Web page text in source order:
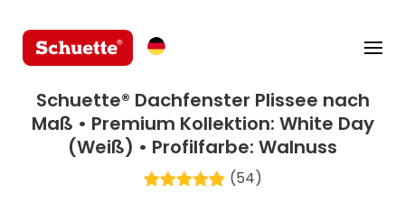
Schuette® Dachfenster Plissee nach
Maß • Premium Kollektion: White Day
(Weiß) • Profilfarbe: Walnuss
(54)